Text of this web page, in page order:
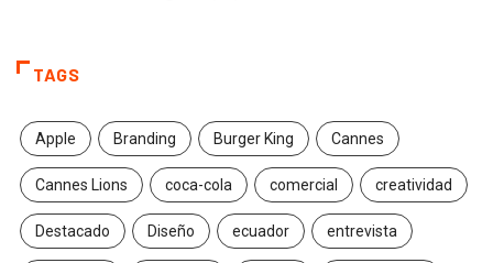
TAGS
Apple Branding Burger King Cannes
Cannes Lions coca-cola comercial creatividad
Destacado Diseño ecuador entrevista